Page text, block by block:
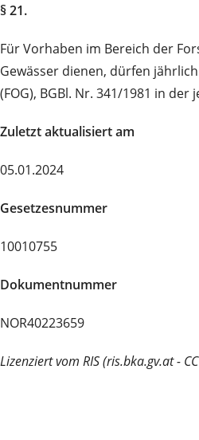
§ 21.
Für Vorhaben im Bereich der
Gewässer dienen, dürfen
(FOG), BGBl. Nr. 341/1981 in
Zuletzt aktualisiert am
05.01.2024
Gesetzesnummer
10010755
Dokumentnummer
NOR40223659
Lizenziert vom RIS (ris.bka.gv.at -